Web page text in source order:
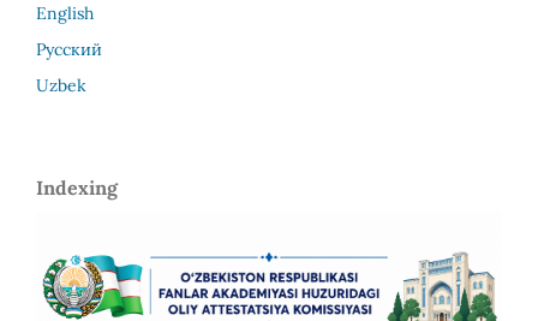
English
Русский
Uzbek
Indexing